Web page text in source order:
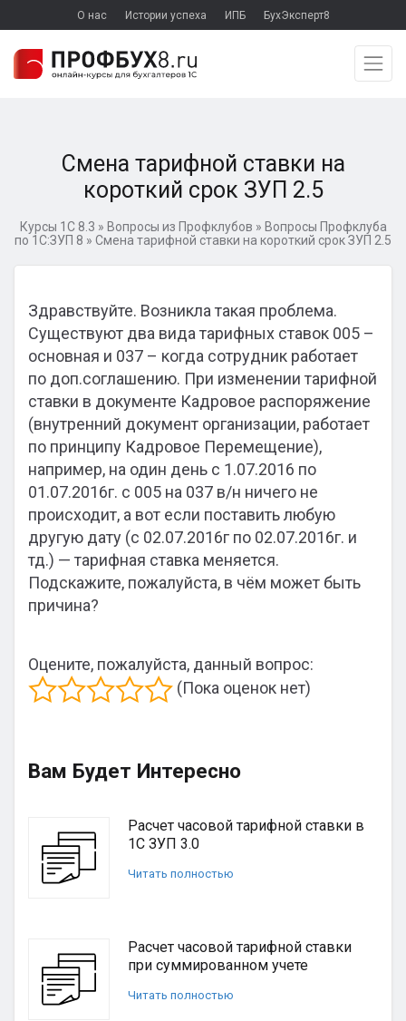
О нас Истории успеха ИПБ БухЭксперт8
Смена тарифной ставки на
короткий срок ЗУП 2.5
Курсы 1С 8.3 » Вопросы из Профклубов » Вопросы Профклуба
по 1С:ЗУП 8 » Смена тарифной ставки на короткий срок ЗУП 2.5
Здравствуйте. Возникла такая проблема.
Существуют два вида тарифных ставок 005 –
основная и 037 – когда сотрудник работает
по доп.соглашению. При изменении тарифной
ставки в документе Кадровое распоряжение
(внутренний документ организации, работает
по принципу Кадровое Перемещение),
например, на один день с 1.07.2016 по
01.07.2016г. с 005 на 037 в/н ничего не
происходит, а вот если поставить любую
другую дату (с 02.07.2016г по 02.07.2016г. и
тд.) — тарифная ставка меняется.
Подскажите, пожалуйста, в чём может быть
причина?
Оцените, пожалуйста, данный вопрос:
(Пока оценок нет)
Вам Будет Интересно
Расчет часовой тарифной ставки в
1С ЗУП 3.0
Читать полностью
Расчет часовой тарифной ставки
при суммированном учете
Читать полностью